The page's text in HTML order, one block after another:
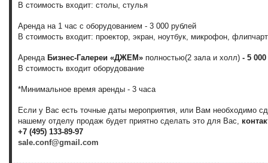
В стоимость входит: столы, стулья
Аренда на 1 час с оборудованием - 3 000 рублей
В стоимость входит: проектор, экран, ноутбук, микрофон, флипчарт
Аренда Бизнес-Галереи «ДЖЕМ» полностью(2 зала и холл) - 5
В стоимость входит оборудование
*Минимальное время аренды - 3 часа
Если у Вас есть точные даты мероприятия, или Вам необходимо
нашему отделу продаж будет приятно сделать это для Вас,
+7 (495) 133-89-97
sale.conf@gmail.com